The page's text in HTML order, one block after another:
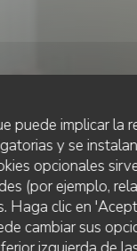
puede implicar la
y se
opcionales
(por ejemplo,
Haga clic en
cambiar sus